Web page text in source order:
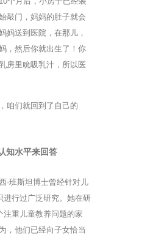
敲门，妈妈的肚子就会
妈送到医院，在那儿，
，然后你就出生了！你
房里吮吸乳汁，所以医
咱们就回到了自己的
知水平来回答
·班斯坦博士曾经针对儿
进行过广泛研究。她在研
注重儿童教养问题的家
，他们已经向子女恰当